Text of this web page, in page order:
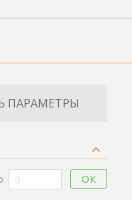
ПАРАМЕТРЫ
ОК